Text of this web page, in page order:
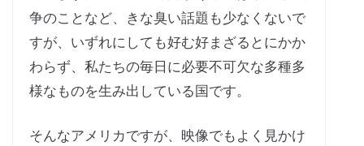
争のことなど、きな臭い話題も少なくないで
すが、いずれにしても好む好まざるとにかか
わらず、私たちの毎日に必要不可欠な多種多
様なものを生み出している国です。
そんなアメリカですが、映像でもよく見かけ